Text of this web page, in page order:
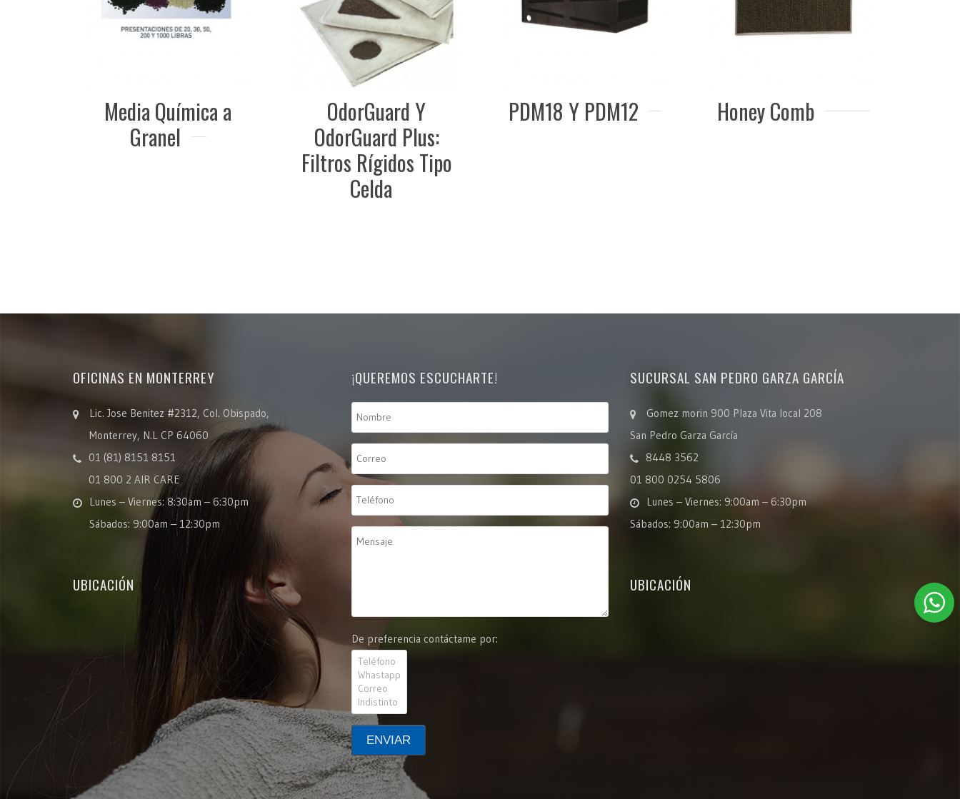
OdorGuard Y
OdorGuard Plus:
Filtros Rígidos Tipo
PDM18 Y PDM12 Honey Comb
Lámpara Germicida
UVC de Pared para
OFICINAS EN MONTERREY
Lic. Jose Benitez #2312, Col. Obispado,
Monterrey, N.L CP 64060
01 (81) 8151 8151
01 800 2 AIR CARE
Lunes – Viernes: 8:30am – 6:30pm
Sábados: 9:00am – 12:30pm
UBICACIÓN
¡QUEREMOS ESCUCHARTE!
De preferencia contáctame por:
SUCURSAL SAN PEDRO GARZA GARCÍA
Gomez morin 900 Plaza Vita local 208
San Pedro Garza García
8448 3562
01 800 0254 5806
Lunes – Viernes: 9:00am – 6:30pm
Sábados: 9:00am – 12:30pm
UBICACIÓN